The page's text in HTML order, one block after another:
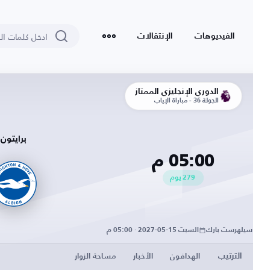
الفيديوهات الإنتقالات
الدوري الإنجليزي الممتاز
الجولة 36 - مباراة الإياب
05:00 م
279 يوم
برايتون
سيلهرست بارك السبت 15-05-2027 · 05:00 م
الترتيب الهدافون الأخبار مساحة الزوار